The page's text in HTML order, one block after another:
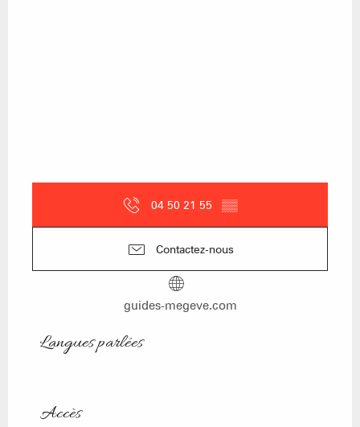
04 50 21 55 ▒▒
Contactez-nous
guides-megeve.com
Langues parlées
Langues parlées
Accès
Accès